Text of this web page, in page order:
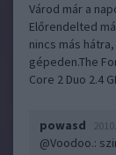
Várod már a
Előrendelted
nincs más
gépeden.The
Core 2 Duo 2.4
powasd
@Voodoo.: